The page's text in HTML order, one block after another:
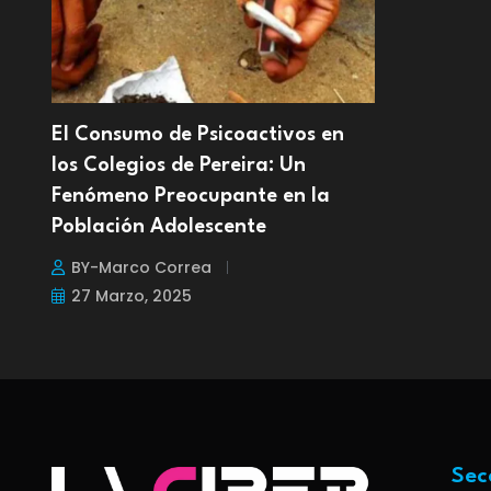
El Consumo de Psicoactivos en
los Colegios de Pereira: Un
Fenómeno Preocupante en la
Población Adolescente
BY-Marco Correa
27 Marzo, 2025